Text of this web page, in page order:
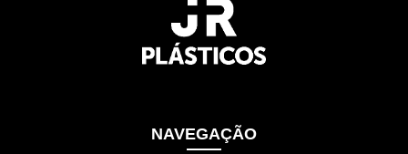
NAVEGAÇÃO